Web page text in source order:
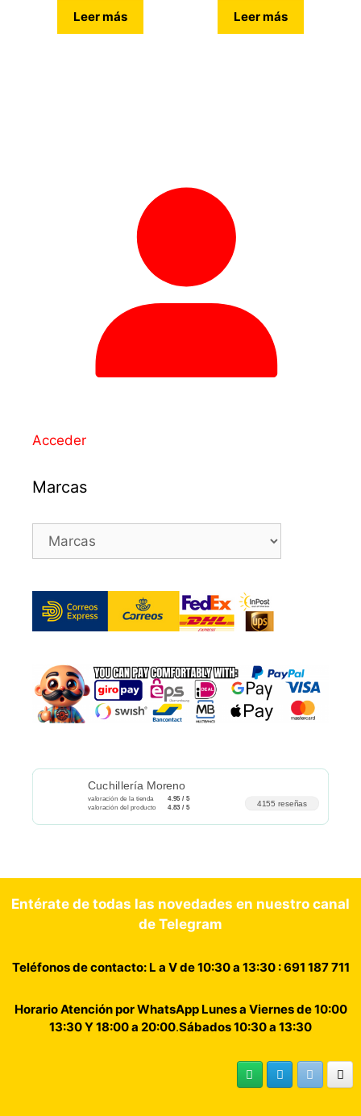
Leer más Leer más
Acceder
Marcas
Cuchillería Moreno
valoración de la tienda 4.95 / 5
valoración del producto 4.83 / 5 4155 reseñas
Entérate de todas las novedades en nuestro canal
de Telegram
Teléfonos de contacto: L a V de 10:30 a 13:30 : 691 187 711
Horario Atención por WhatsApp Lunes a Viernes de 10:00
13:30 Y 18:00 a 20:00.Sábados 10:30 a 13:30